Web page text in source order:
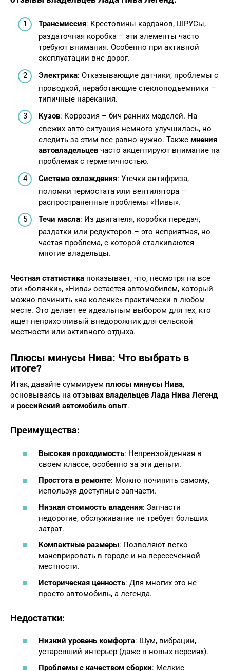
Трансмиссия: Крестовины карданов, ШРУСы,
раздаточная коробка – эти элементы часто
требуют внимания. Особенно при активной
эксплуатации вне дорог.
Электрика: Отказывающие датчики, проблемы с
проводкой, неработающие стеклоподъемники –
типичные нарекания.
Кузов: Коррозия – бич ранних моделей. На
свежих авто ситуация немного улучшилась, но
следить за этим все равно нужно. Также мнения
автовладельцев часто акцентируют внимание на
проблемах с герметичностью.
Система охлаждения: Утечки антифриза,
поломки термостата или вентилятора –
распространенные проблемы «Нивы».
Течи масла: Из двигателя, коробки передач,
раздатки или редукторов – это неприятная, но
частая проблема, с которой сталкиваются
многие владельцы.
Честная статистика показывает, что, несмотря на все
эти «болячки», «Нива» остается автомобилем, который
можно починить «на коленке» практически в любом
месте. Это делает ее идеальным выбором для тех, кто
ищет неприхотливый внедорожник для сельской
местности или активного отдыха.
Плюсы минусы Нива: Что выбрать в
итоге?
Итак, давайте суммируем плюсы минусы Нива,
основываясь на отзывах владельцев Лада Нива Легенд
и российский автомобиль опыт.
Преимущества:
Высокая проходимость: Непревзойденная в
своем классе, особенно за эти деньги.
Простота в ремонте: Можно починить самому,
используя доступные запчасти.
Низкая стоимость владения: Запчасти
недорогие, обслуживание не требует больших
затрат.
Компактные размеры: Позволяют легко
маневрировать в городе и на пересеченной
местности.
Историческая ценность: Для многих это не
просто автомобиль, а легенда.
Недостатки:
Низкий уровень комфорта: Шум, вибрации,
устаревший интерьер (даже в новых версиях).
Проблемы с качеством сборки: Мелкие